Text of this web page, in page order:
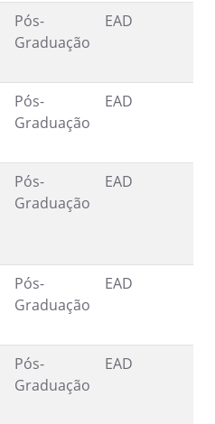
Pós-
Graduação
EAD
Pós-
Graduação
EAD
Pós-
Graduação
EAD
Pós-
Graduação
EAD
Pós-
Graduação
EAD